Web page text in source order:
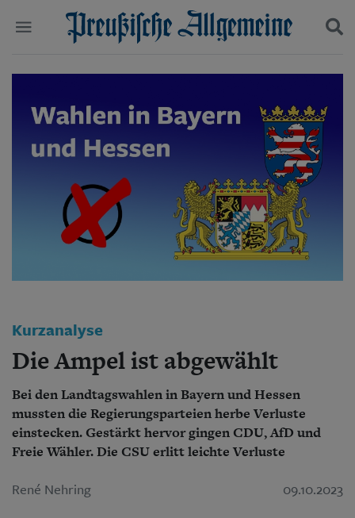
Aktuelle Ausgabe
Abonnenten-Login
Abonnent werden
Abo Prämien
Archiv
Mediadaten
Wirtschaft
Panorama
Gesellschaft
Geschichte
Ostpreußen
Pommern
Berlin-Brandenburg
Schlesien
Kurzanalyse
Die Ampel ist abgewählt
Bei den Landtagswahlen in Bayern und Hessen
mussten die Regierungsparteien herbe Verluste
einstecken. Gestärkt hervor gingen CDU, AfD und
Freie Wähler. Die CSU erlitt leichte Verluste
René Nehring 09.10.2023